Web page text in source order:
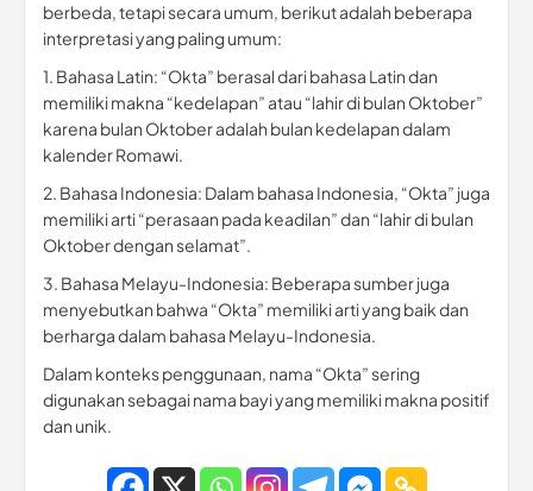
berbeda, tetapi secara umum, berikut adalah beberapa
interpretasi yang paling umum:
1. Bahasa Latin: “Okta” berasal dari bahasa Latin dan
memiliki makna “kedelapan” atau “lahir di bulan Oktober”
karena bulan Oktober adalah bulan kedelapan dalam
kalender Romawi.
2. Bahasa Indonesia: Dalam bahasa Indonesia, “Okta” juga
memiliki arti “perasaan pada keadilan” dan “lahir di bulan
Oktober dengan selamat”.
3. Bahasa Melayu-Indonesia: Beberapa sumber juga
menyebutkan bahwa “Okta” memiliki arti yang baik dan
berharga dalam bahasa Melayu-Indonesia.
Dalam konteks penggunaan, nama “Okta” sering
digunakan sebagai nama bayi yang memiliki makna positif
dan unik.